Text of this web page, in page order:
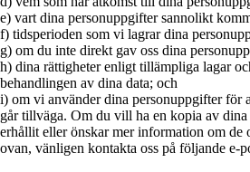
e) vart dina personuppgifter sannolikt
f) tidsperioden som vi lagrar dina
g) om du inte direkt gav oss dina
h) dina rättigheter enligt tillämpliga lagar
behandlingen av dina data; och
i) om vi använder dina personuppgifter för
går tillväga. Om du vill ha en kopia av
erhållit eller önskar mer information om de
ovan, vänligen kontakta oss på följande e-